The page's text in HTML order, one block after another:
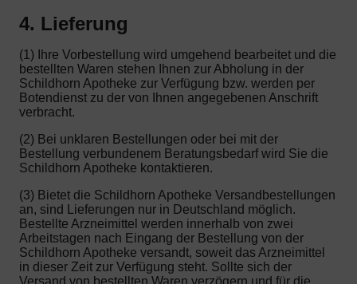
4. Lieferung
(1) Ihre Vorbestellung wird umgehend bearbeitet und die
bestellten Waren stehen Ihnen zur Abholung in der
Schildhorn Apotheke zur Verfügung bzw. werden per
Botendienst zu der von Ihnen angegebenen Anschrift
verbracht.
(2) Bei unklaren Bestellungen oder bei mit der
Bestellung verbundenem Beratungsbedarf wird Sie die
Schildhorn Apotheke kontaktieren.
(3) Bietet die Schildhorn Apotheke Versandbestellungen
an, sind Lieferungen nur in Deutschland möglich.
Bestellte Arzneimittel werden innerhalb von zwei
Arbeitstagen nach Eingang der Bestellung von der
Schildhorn Apotheke versandt, soweit das Arzneimittel
in dieser Zeit zur Verfügung steht. Sollte sich der